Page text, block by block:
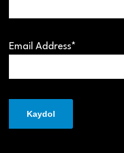
Email Address*